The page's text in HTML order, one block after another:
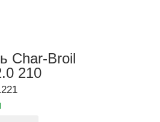
Char-Broil
210